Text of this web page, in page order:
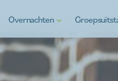
Overnachten
Hotels
Ontdek Kinrooi